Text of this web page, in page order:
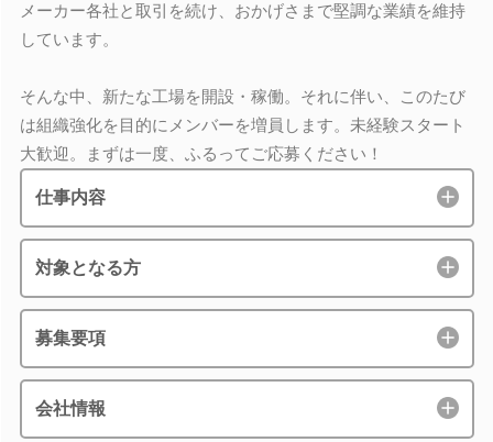
メーカー各社と取引を続け、おかげさまで堅調な業績を維持
しています。
そんな中、新たな工場を開設・稼働。それに伴い、このたび
は組織強化を目的にメンバーを増員します。未経験スタート
大歓迎。まずは一度、ふるってご応募ください！
仕事内容
対象となる方
募集要項
会社情報